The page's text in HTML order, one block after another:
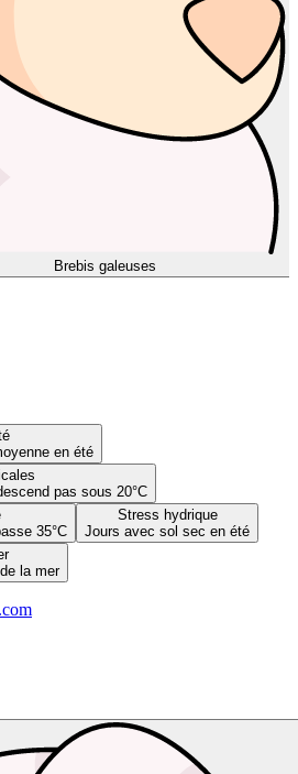
Brebis galeuses
en été
pas sous 20°C
35°C
Stress hydrique
Jours avec sol sec en été
la mer